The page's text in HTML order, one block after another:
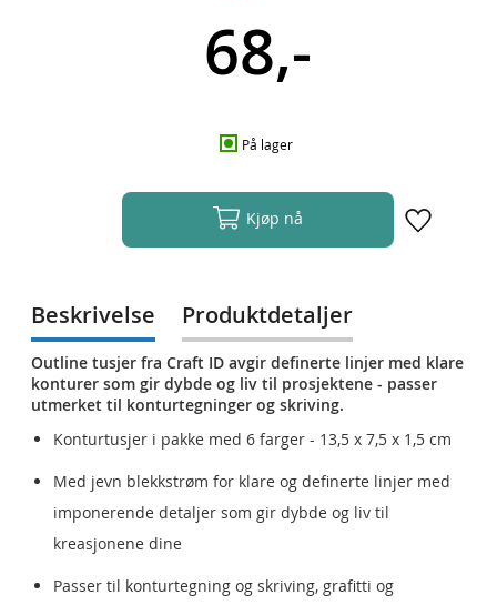
68,-
På lager
Kjøp nå
Beskrivelse
Outline tusjer fra Craft ID avgir definerte linjer med klare
konturer som gir dybde og liv til prosjektene - passer
utmerket til konturtegninger og skriving.
Konturtusjer i pakke med 6 farger - 13,5 x 7,5 x 1,5 cm
Med jevn blekkstrøm for klare og definerte linjer med
imponerende detaljer som gir dybde og liv til
kreasjonene dine
Passer til konturtegning og skriving, grafitti og
Produktdetaljer